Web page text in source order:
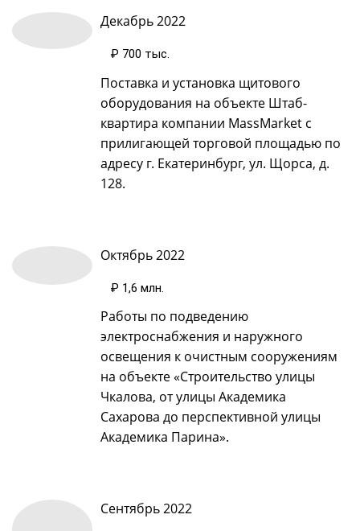
Декабрь 2022
₽ 700 тыс
Поставка и установка щитового
оборудования на объекте Штаб-
квартира компании MassMarket с
прилигающей торговой площадью по
адресу г. Екатеринбург, ул. Щорса, д.
128.
Октябрь 2022
₽ 1,6 млн
Работы по подведению
электроснабжения и наружного
освещения к очистным сооружениям
на объекте «Строительство улицы
Чкалова, от улицы Академика
Сахарова до перспективной улицы
Академика Парина».
Сентябрь 2022